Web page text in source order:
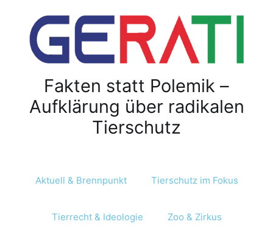
Fakten statt Polemik –
Aufklärung über radikalen
Tierschutz
Aktuell & Brennpunkt Tierschutz im Fokus
Tierrecht & Ideologie Zoo & Zirkus